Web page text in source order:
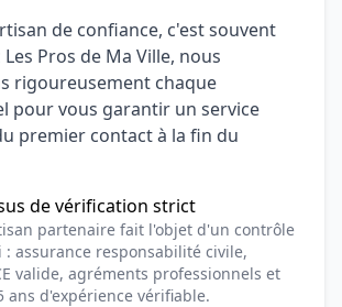
de confiance, c'est souvent
Pros de Ma Ville, nous
rigoureusement chaque
pour vous garantir un service
premier contact à la fin du
de vérification strict
partenaire fait l'objet d'un contrôle
assurance responsabilité civile,
valide, agréments professionnels et
ans d'expérience vérifiable.